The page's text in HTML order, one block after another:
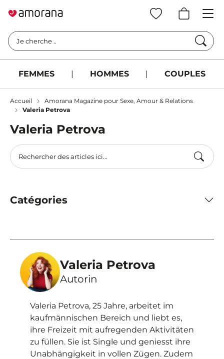
Je cherche ..
FEMMES | HOMMES | COUPLES
Accueil
Amorana Magazine pour Sexe, Amour & Relations
Valeria Petrova
Valeria Petrova
Catégories
Valeria Petrova
Autorin
Valeria Petrova, 25 Jahre, arbeitet im
kaufmännischen Bereich und liebt es,
ihre Freizeit mit aufregenden Aktivitäten
zu füllen. Sie ist Single und geniesst ihre
Unabhängigkeit in vollen Zügen. Zudem